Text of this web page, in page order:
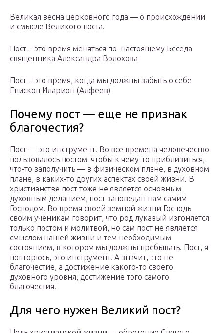
Великая весна церковного года — о происхождении
и смысле Великого поста.
Пост – это время меняться по–настоящему Беседа
священника Александра Волохова
Пост – это время, когда мы должны забыть о себе
Епископ Иларион (Алфеев)
Почему пост — еще не признак
благочестия?
Пост — это инструмент. Во все времена человечество
пользовалось постом, чтобы к чему-то приблизиться,
что-то заполучить — в физическом плане, в духовном
плане, в каких-то других аспектах своей жизни. В
христианстве пост тоже не является основным
духовным деланием, пост заповедан нам самим
Господом. Во время своей земной жизни Господь
своим ученикам говорит, что род лукавый изгоняется
только постом и молитвой, но сам пост не является
смыслом нашей жизни и тем необходимым
состоянием, в котором мы должны пребывать. Пост, я
повторюсь, это инструмент. А значит, это не
благочестие, а достижение какого-то своего
духовного уровня, достижение того самого
благочестия.
Для чего нужен Великий пост?